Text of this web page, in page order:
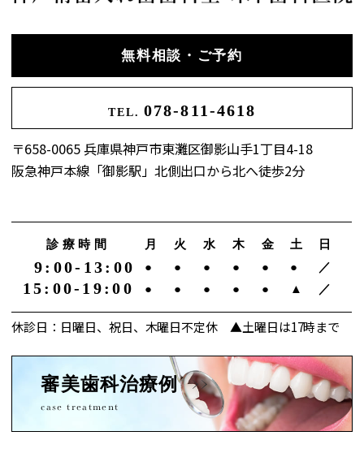
無料相談・ご予約
TEL. 078-811-4618
〒658-0065 兵庫県神戸市東灘区御影山手1丁目4-18
阪急神戸本線「御影駅」北側出口から北へ徒歩2分
審美歯科治療例
case treatment
診療時間 月 火 水 木 金 土 日
9:00-13:00 ● ● ● ● ● ● ／
15:00-19:00 ● ● ● ● ● ▲ ／
休診日：日曜日、祝日、木曜日不定休 ▲土曜日は17時まで